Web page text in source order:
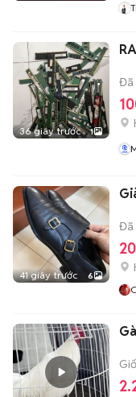
36 giây trước 1
Đã
41 giây trước 6
Đã